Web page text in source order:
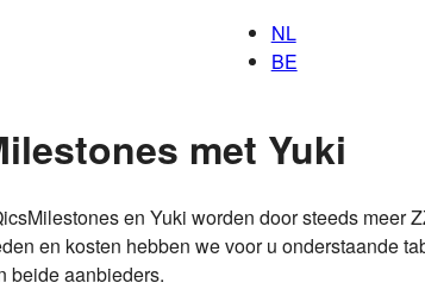
NL
BE
met Yuki
en Yuki worden door steeds meer
en kosten hebben we voor u onderstaande
beide aanbieders.